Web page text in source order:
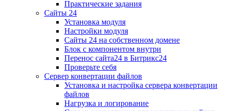
Практические задания
Сайты 24
Установка модуля
Настройки модуля
Сайты 24 на собственном домене
Блок с компонентом внутри
Перенос сайта24 в Битрикс24
Проверьте себя
Сервер конвертации файлов
Установка и настройка сервера конвертации
файлов
Нагрузка и логирование